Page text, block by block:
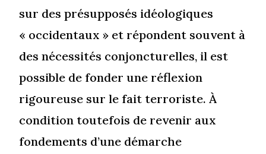
sur des présupposés idéologiques
« occidentaux » et répondent souvent à
des nécessités conjoncturelles, il est
possible de fonder une réflexion
rigoureuse sur le fait terroriste. À
condition toutefois de revenir aux
fondements d’une démarche